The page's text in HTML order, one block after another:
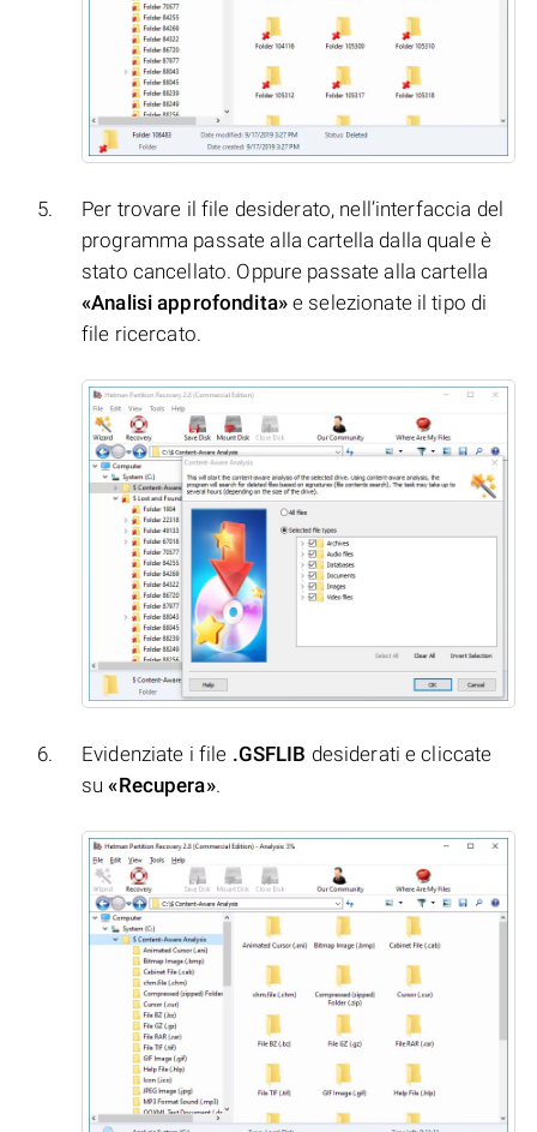
Per trovare il file desiderato, nell’interfaccia del
programma passate alla cartella dalla quale è
stato cancellato. Oppure passate alla cartella
«Analisi approfondita»e selezionate il tipo di
file ricercato.
Evidenziate i file .GSFLIB desiderati e cliccate
su«Recupera».